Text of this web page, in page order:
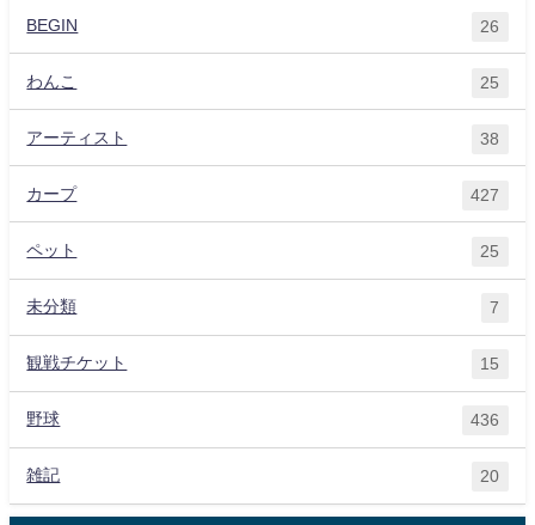
BEGIN 26
わんこ 25
アーティスト 38
カープ 427
ペット 25
未分類 7
観戦チケット 15
野球 436
雑記 20